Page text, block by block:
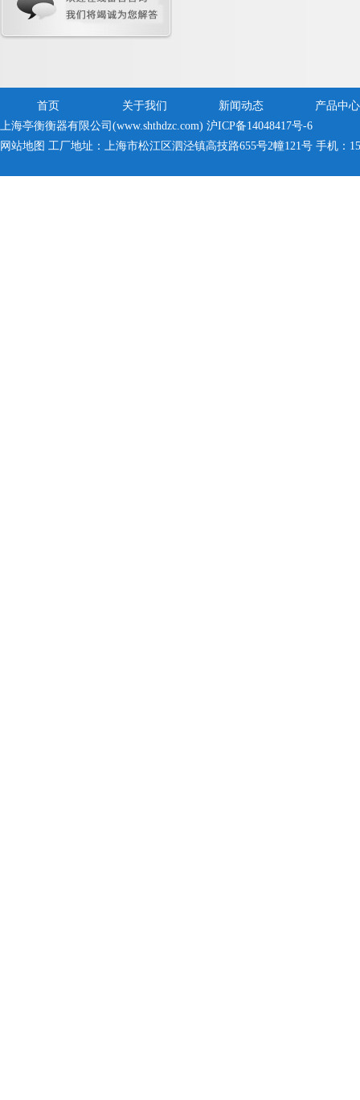
首页 关于我们 新闻动态
产品中心
上海亭衡衡器有限公司(www.shthdzc.com) 沪ICP备14048417号-6
网站地图 工厂地址：上海市松江区泗泾镇高技路655号2幢121号 手机：